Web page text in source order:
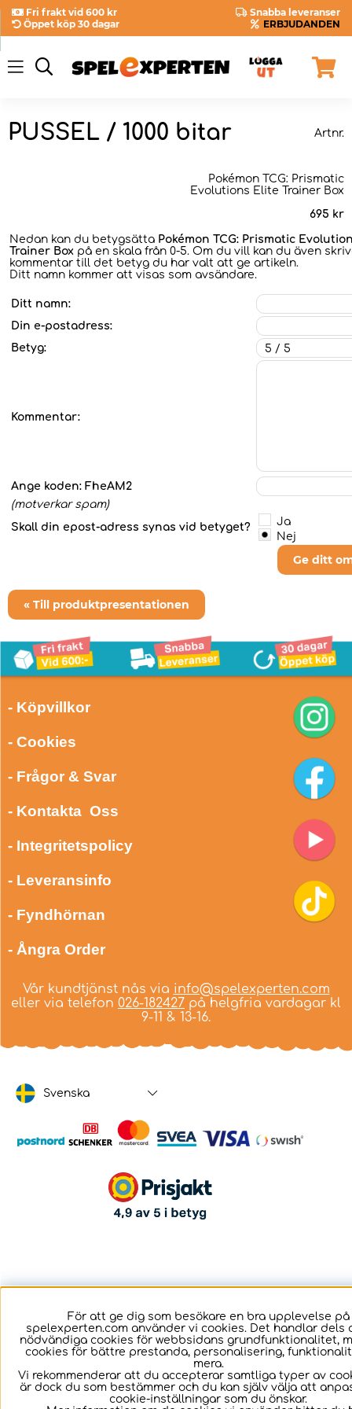
Fri frakt vid 600 kr
Snabba leveranser
Öppet köp 30 dagar
ERBJUDANDEN
PUSSEL / 1000 bitar Artnr.
Pokémon TCG: Prismatic
Evolutions Elite Trainer Box
695 kr
Nedan kan du betygsätta Pokémon TCG: Prismatic
Trainer Box på en skala från 0-5. Om du vill kan du även
kommentar till det betyg du har valt att ge artikeln.
Ditt namn kommer att visas som avsändare.
Ditt namn:
Din e-postadress:
Betyg:
Kommentar:
Ange koden: FheAM2
(motverkar spam)
Skall din epost-adress synas vid betyget?
Ja
Nej
Ge ditt
« Till produktpresentationen
- Köpvillkor
- Cookies
- Frågor & Svar
- Kontakta Oss
- Integritetspolicy
- Leveransinfo
- Fyndhörnan
- Ångra Order
Vår kundtjänst nås via info@spelexperten.com
eller via telefon 026-182427 på helgfria vardagar kl
9-11 & 13-16.
Svenska
För att ge dig som besökare en bra upplevelse på
spelexperten.com använder vi cookies. Det handlar dels
nödvändiga cookies för webbsidans grundfunktionalitet,
cookies för bättre prestanda, personalisering,
mera.
Vi rekommenderar att du accepterar samtliga typer av
är dock du som bestämmer och du kan själv välja att
cookie-inställningar som du önskar.